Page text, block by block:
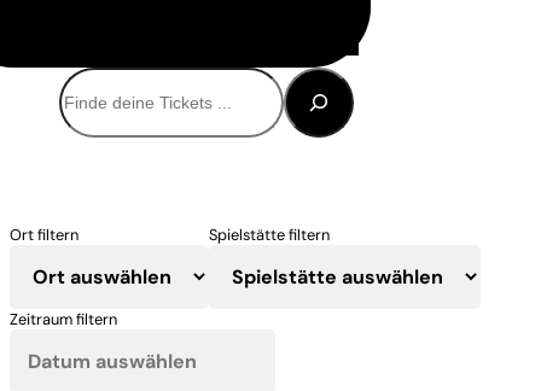
Suchen
Ort filtern Spielstätte filtern
Zeitraum filtern